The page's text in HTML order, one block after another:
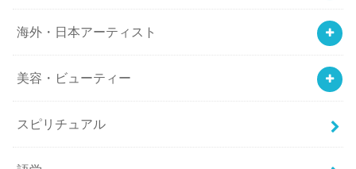
海外・日本アーティスト
美容・ビューティー
スピリチュアル